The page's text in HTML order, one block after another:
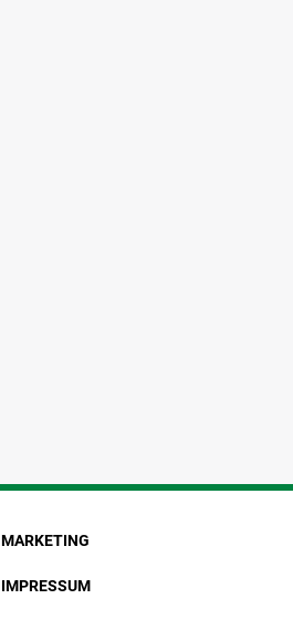
MARKETING
IMPRESSUM